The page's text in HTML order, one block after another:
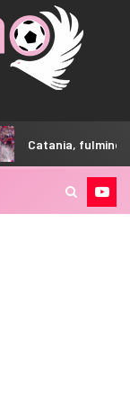
a ciel sereno: